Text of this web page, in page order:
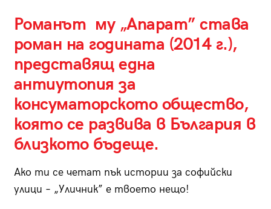
Романът му „Апарат” става
роман на годината (2014 г.),
представящ една
антиутопия за
консуматорското общество,
която се развива в България в
близкото бъдеще.
Ако ти се четат пък истории за софийски
улици – „Уличник” е твоето нещо!